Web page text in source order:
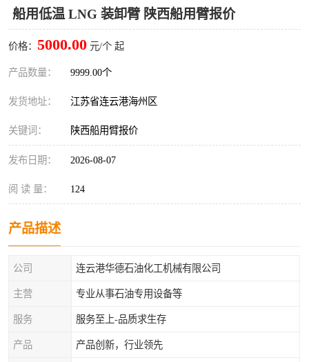
船用低温 LNG 装卸臂 陕西船用臂报价
价格： 5000.00 元/个 起
产品数量： 9999.00个
发货地址： 江苏省连云港海州区
关键词： 陕西船用臂报价
发布日期： 2026-08-07
阅 读 量： 124
产品描述
公司 连云港华德石油化工机械有限公司
主营 专业从事石油专用设备等
服务 服务至上-品质求生存
产品 产品创新，行业领先